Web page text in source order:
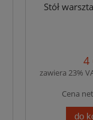
Stół
4
zawiera 23%
Cena
do